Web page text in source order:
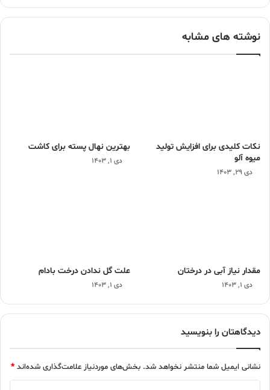
نوشته های مشابه
نکات کلیدی برای افزایش تولید
میوه آلو
دی ۲۹, ۱۴۰۳
بهترین نهال پسته برای کاشت
دی ۱, ۱۴۰۳
مقدار نیاز آبی در درختان
دی ۱, ۱۴۰۳
علت گل ندادن درخت بادام
دی ۱, ۱۴۰۳
دیدگاهتان را بنویسید
نشانی ایمیل شما منتشر نخواهد شد. بخش‌های موردنیاز علامت‌گذاری شده‌اند *